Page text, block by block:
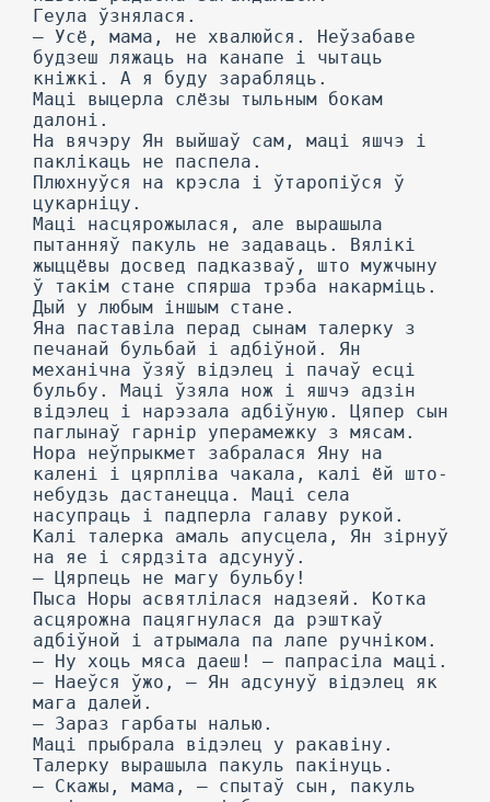
Геула ўзнялася.
— Усё, мама, не хвалюйся. Неўзабаве
будзеш ляжаць на канапе і чытаць
кніжкі. А я буду зарабляць.
Маці выцерла слёзы тыльным бокам
далоні.
На вячэру Ян выйшаў сам, маці яшчэ і
паклікаць не паспела.
Плюхнуўся на крэсла і ўтаропіўся ў
цукарніцу.
Маці насцярожылася, але вырашыла
пытанняў пакуль не задаваць. Вялікі
жыццёвы досвед падказваў, што мужчыну
ў такім стане спярша трэба накарміць.
Дый у любым іншым стане.
Яна паставіла перад сынам талерку з
печанай бульбай і адбіўной. Ян
механічна ўзяў відэлец і пачаў есці
бульбу. Маці ўзяла нож і яшчэ адзін
відэлец і нарэзала адбіўную. Цяпер сын
паглынаў гарнір уперамежку з мясам.
Нора неўпрыкмет забралася Яну на
калені і цярпліва чакала, калі ёй што-
небудзь дастанецца. Маці села
насупраць і падперла галаву рукой.
Калі талерка амаль апусцела, Ян зірнуў
на яе і сярдзіта адсунуў.
— Цярпець не магу бульбу!
Пыса Норы асвятлілася надзеяй. Котка
асцярожна пацягнулася да рэшткаў
адбіўной і атрымала па лапе ручніком.
— Ну хоць мяса даеш! — папрасіла маці.
— Наеўся ўжо, — Ян адсунуў відэлец як
мага далей.
— Зараз гарбаты налью.
Маці прыбрала відэлец у ракавіну.
Талерку вырашыла пакуль пакінуць.
— Скажы, мама, — спытаў сын, пакуль